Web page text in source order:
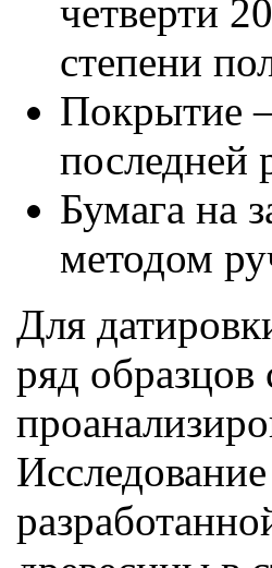
четверти
степени
Покрытие
последней
Бумага на
методом
Для
ряд